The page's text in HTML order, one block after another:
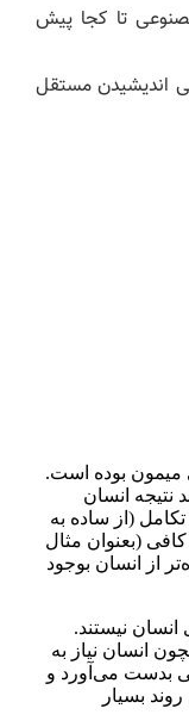
تا کجا پیش
اندیشیدن مستقل